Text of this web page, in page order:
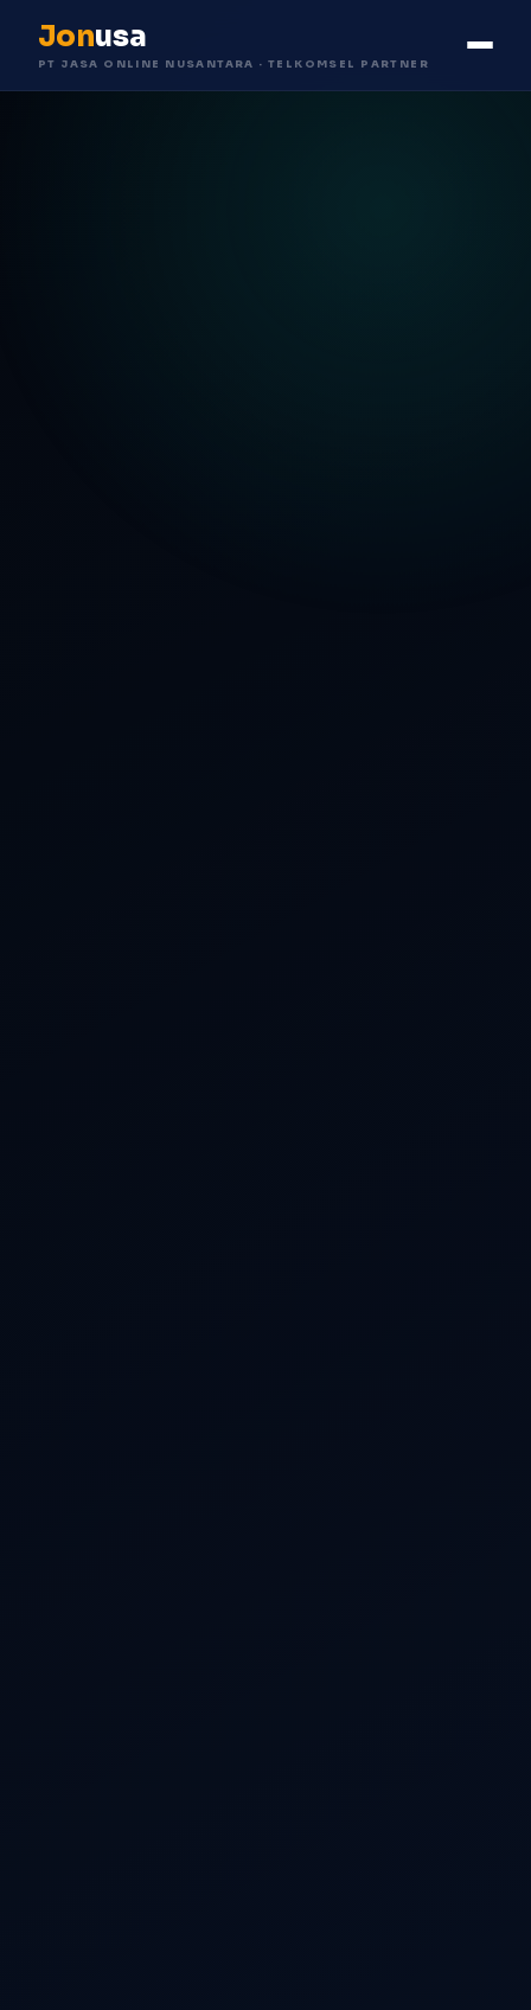
Jonusa
PT JASA ONLINE NUSANTARA · TELKOMSEL PARTNER